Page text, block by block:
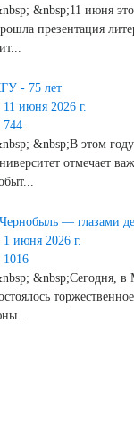
&nbsp;11 июня
презентация
- 75 лет
11 июня 2026 г.
744
&nbsp;В этом
отмечает
— глазами
1 июня 2026 г.
1016
&nbsp;Сегодня,